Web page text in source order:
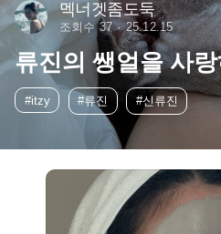
멕너겟좀도둑
조회수 37 25.12.15
류진의 쌩얼을 사
#itzy #류진 #신류진